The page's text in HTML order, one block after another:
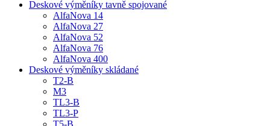
Deskové výměníky tavně spojované
AlfaNova 14
AlfaNova 27
AlfaNova 52
AlfaNova 76
AlfaNova 400
Deskové výměníky skládané
T2-B
M3
TL3-B
TL3-P
T5-B